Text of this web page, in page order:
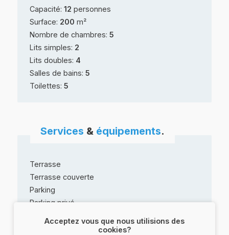
Acceptez vous que nous utilisions des
cookies?
Capacité:12 personnes
Surface: 200 m²
Nombre de chambres:5
Lits simples: 2
Lits doubles: 4
Salles de bains:5
Toilettes:5
Services & équipements.
Terrasse
Terrasse couverte
Parking
Parking privé
Boulodrome / Terrain de pétanque /